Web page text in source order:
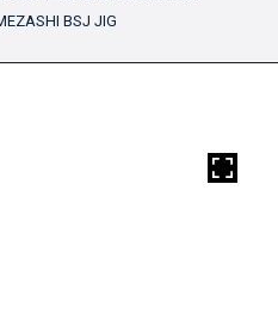
BSJ JIG